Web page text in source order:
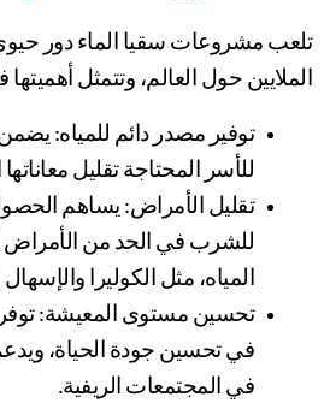
حول العالم، وتتمثل أهميتها
للأسر المحتاجة تقليل معاناتها
المياه، مثل الكوليرا والإسهال
في المجتمعات الريفية.